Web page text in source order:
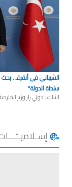
الشيباني في أنقرة… بحث
سلطة الدولة”
الثبات ـ دولي زار وزير